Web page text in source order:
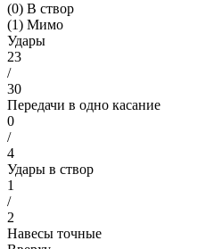
(0) В створ
(1) Мимо
Удары
23
/
30
Передачи в одно касание
0
/
4
Удары в створ
1
/
2
Навесы точные